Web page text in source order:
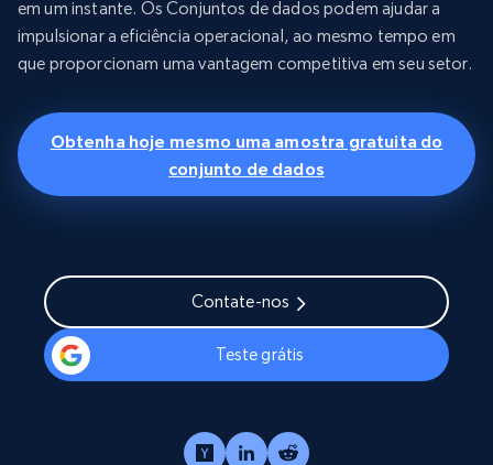
em um instante. Os Conjuntos de dados podem ajudar a
impulsionar a eficiência operacional, ao mesmo tempo em
que proporcionam uma vantagem competitiva em seu setor.
Obtenha hoje mesmo uma amostra gratuita do
conjunto de dados
Contate-nos
Teste grátis